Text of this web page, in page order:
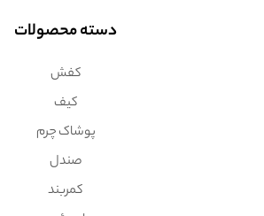
دسته محصولات
کفش
کیف
پوشاک چرم
صندل
کمربند